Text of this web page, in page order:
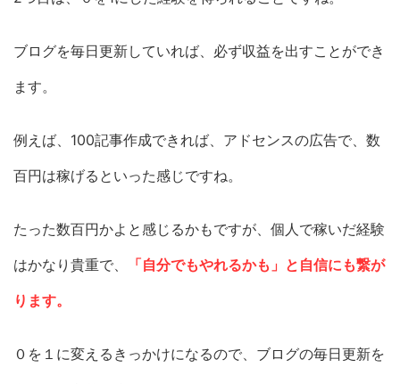
ブログを毎日更新していれば、必ず収益を出すことができ
ます。
例えば、100記事作成できれば、アドセンスの広告で、数
百円は稼げるといった感じですね。
たった数百円かよと感じるかもですが、個人で稼いだ経験
はかなり貴重で、
「自分でもやれるかも」と自信にも繋が
ります。
０を１に変えるきっかけになるので、ブログの毎日更新を